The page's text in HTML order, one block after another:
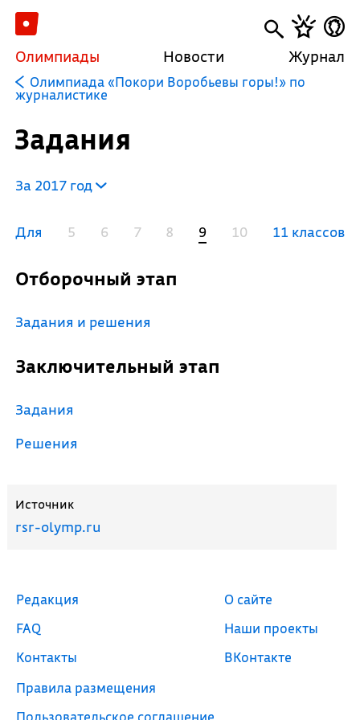
Олимпиады Новости Журнал
Олимпиада «Покори Воробьевы горы!» по
журналистике
Задания
За 2017 год
Для 5 6 7 8 9 10 11 классов
Отборочный этап
Задания и решения
Заключительный этап
Задания
Решения
Источник
rsr-olymp.ru
Редакция
FAQ
Контакты
Правила размещения
Пользовательское соглашение
О сайте
Наши проекты
ВКонтакте